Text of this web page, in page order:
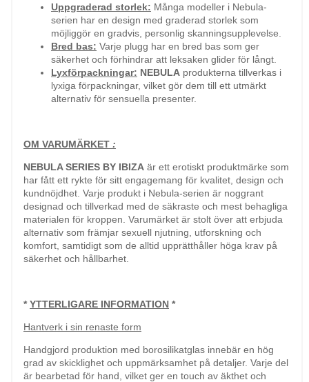
Uppgraderad storlek: Många modeller i Nebula-
serien har en design med graderad storlek som
möjliggör en gradvis, personlig skanningsupplevelse.
Bred bas: Varje plugg har en bred bas som ger
säkerhet och förhindrar att leksaken glider för långt.
Lyxförpackningar: NEBULA produkterna tillverkas i
lyxiga förpackningar, vilket gör dem till ett utmärkt
alternativ för sensuella presenter.
OM VARUMÄRKET :
NEBULA SERIES BY IBIZA är ett erotiskt produktmärke som
har fått ett rykte för sitt engagemang för kvalitet, design och
kundnöjdhet. Varje produkt i Nebula-serien är noggrant
designad och tillverkad med de säkraste och mest behagliga
materialen för kroppen. Varumärket är stolt över att erbjuda
alternativ som främjar sexuell njutning, utforskning och
komfort, samtidigt som de alltid upprätthåller höga krav på
säkerhet och hållbarhet.
*YTTERLIGARE INFORMATION *
Hantverk i sin renaste form
Handgjord produktion med borosilikatglas innebär en hög
grad av skicklighet och uppmärksamhet på detaljer. Varje del
är bearbetad för hand, vilket ger en touch av äkthet och